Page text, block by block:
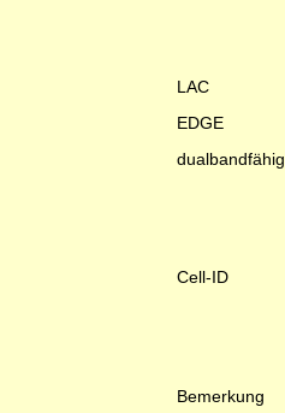
LAC
EDGE
dualbandfähig
Cell-ID
Bemerkung